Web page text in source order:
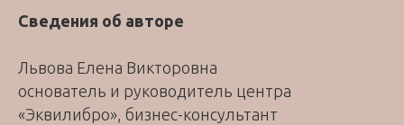
Сведения об авторе
Львова Елена Викторовна
основатель и руководитель центра
«Эквилибро», бизнес-консультант